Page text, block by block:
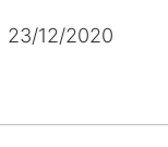
23/12/2020